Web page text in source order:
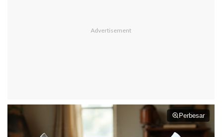
Perbesar